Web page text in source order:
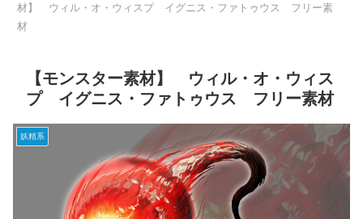
材】 ウィル・オ・ウィスプ イグニス・ファトゥウス フリー素
材
【モンスター素材】 ウィル・オ・ウィス
プ イグニス・ファトゥウス フリー素材
妖精系